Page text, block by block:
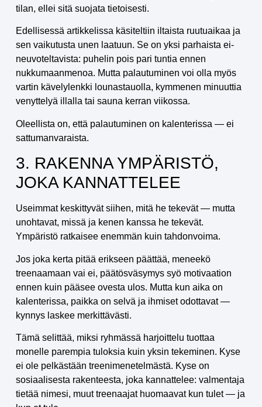
tilan, ellei sitä suojata tietoisesti.
Edellisessä artikkelissa käsiteltiin iltaista ruutuaikaa ja
sen vaikutusta unen laatuun. Se on yksi parhaista ei-
neuvoteltavista: puhelin pois pari tuntia ennen
nukkumaanmenoa. Mutta palautuminen voi olla myös
vartin kävelylenkki lounastauolla, kymmenen minuuttia
venyttelyä illalla tai sauna kerran viikossa.
Oleellista on, että palautuminen on kalenterissa — ei
sattumanvaraista.
3. RAKENNA YMPÄRISTÖ,
JOKA KANNATTELEE
Useimmat keskittyvät siihen, mitä he tekevät — mutta
unohtavat, missä ja kenen kanssa he tekevät.
Ympäristö ratkaisee enemmän kuin tahdonvoima.
Jos joka kerta pitää erikseen päättää, meneekö
treenaamaan vai ei, päätösväsymys syö motivaation
ennen kuin pääsee ovesta ulos. Mutta kun aika on
kalenterissa, paikka on selvä ja ihmiset odottavat —
kynnys laskee merkittävästi.
Tämä selittää, miksi ryhmässä harjoittelu tuottaa
monelle parempia tuloksia kuin yksin tekeminen. Kyse
ei ole pelkästään treenimenetelmästä. Kyse on
sosiaalisesta rakenteesta, joka kannattelee: valmentaja
tietää nimesi, muut treenaajat huomaavat kun tulet — ja